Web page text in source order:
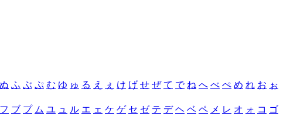
ぬ ふ ぶ ぷ む ゆ ゅ る え ぇ け げ せ ぜ て で ね へ べ ぺ め れ お ぉ
フ ブ プ ム ユ ュ ル エ ェ ケ ゲ セ ゼ テ デ ヘ ベ ペ メ レ オ ォ コ ゴ